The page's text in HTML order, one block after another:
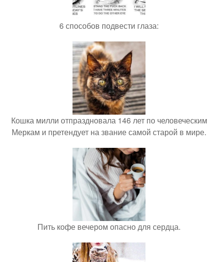
6 способов подвести глаза:
Кошка милли отпраздновала 146 лет по человеческим
Меркам и претендует на звание самой старой в мире.
Пить кофе вечером опасно для сердца.